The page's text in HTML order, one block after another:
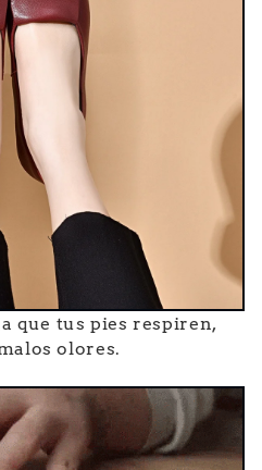
que tus pies respiren,
olores.